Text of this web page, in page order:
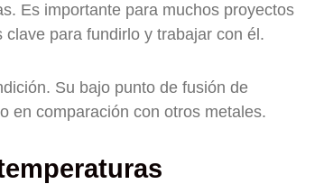
Es importante para muchos proyectos
para fundirlo y trabajar con él.
Su bajo punto de fusión de
en comparación con otros metales.